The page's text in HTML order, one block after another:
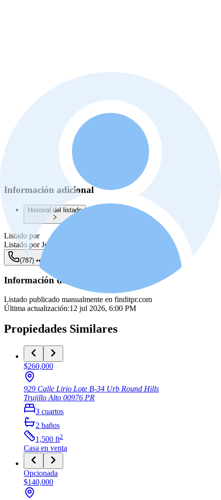
Información adicional
Historial del listado
Listado por
Listado por Joe Monsanto
(787) •••-••••
Información de la fuente
Listado publicado manualmente en finditpr.com
Última actualización:12 jul 2026, 6:00 PM
Propiedades Similares
$260,000
929 Calle Lirio Lote B-34 Urb Round Hills
Trujillo Alto 00976 PR
3 cuartos
2 baños
1,500 ft2
Casa en venta
Opcionada
$140,000